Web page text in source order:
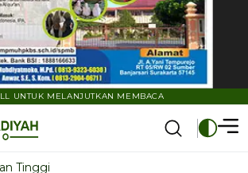
UNTUK MELANJUTKAN MEMBACA
Tinggi